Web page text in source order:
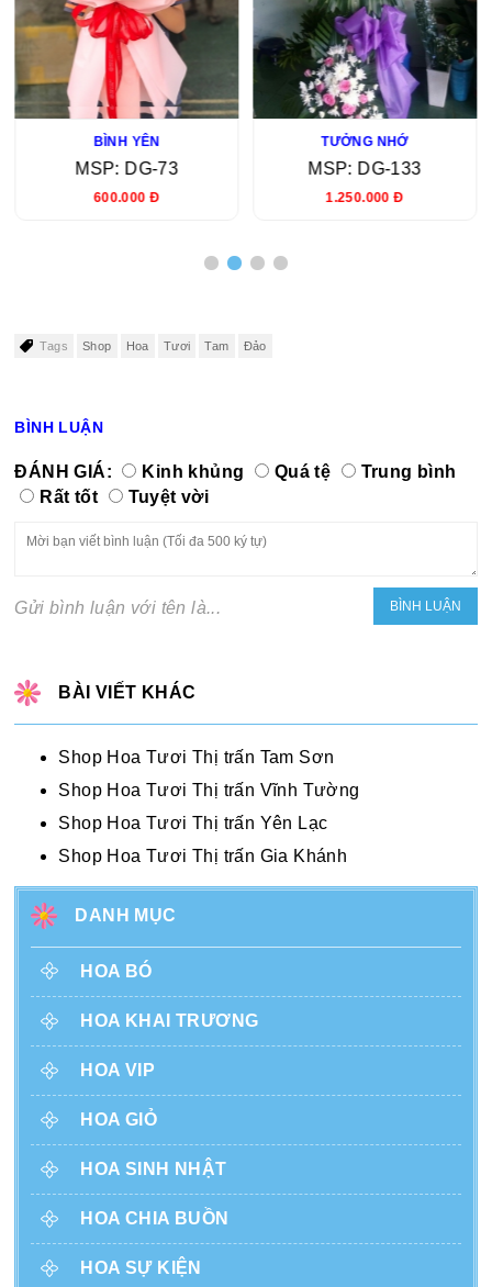
BÌNH YÊN
MSP: DG-73
600.000 Đ
TƯỞNG NHỚ
MSP: DG-133
1.250.000 Đ
Tags Shop Hoa Tươi Tam Đảo
BÌNH LUẬN
ĐÁNH GIÁ: Kinh khủng Quá tệ
Trung bình
Rất tốt
Tuyệt vời
Gửi bình luận với tên là...
BÀI VIẾT KHÁC
Shop Hoa Tươi Thị trấn Tam Sơn
Shop Hoa Tươi Thị trấn Vĩnh Tường
Shop Hoa Tươi Thị trấn Yên Lạc
Shop Hoa Tươi Thị trấn Gia Khánh
DANH MỤC
HOA BÓ
HOA KHAI TRƯƠNG
HOA VIP
HOA GIỎ
HOA SINH NHẬT
HOA CHIA BUỒN
HOA SỰ KIỆN